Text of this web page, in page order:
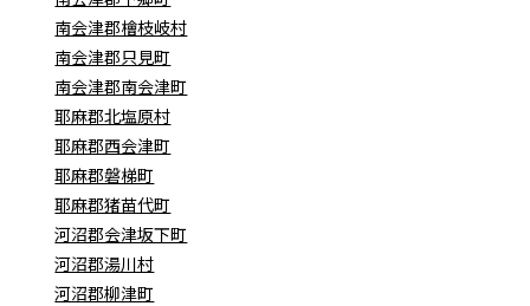
南会津郡檜枝岐村
南会津郡只見町
南会津郡南会津町
耶麻郡北塩原村
耶麻郡西会津町
耶麻郡磐梯町
耶麻郡猪苗代町
河沼郡会津坂下町
河沼郡湯川村
河沼郡柳津町